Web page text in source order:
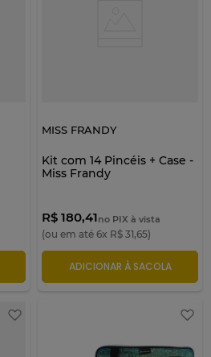
MISS FRANDY
Kit com 14 Pincéis + Case -
Miss Frandy
R$ 180,41no PIX à vista
(ou em até 6x R$ 31,65)
ADICIONAR À SACOLA